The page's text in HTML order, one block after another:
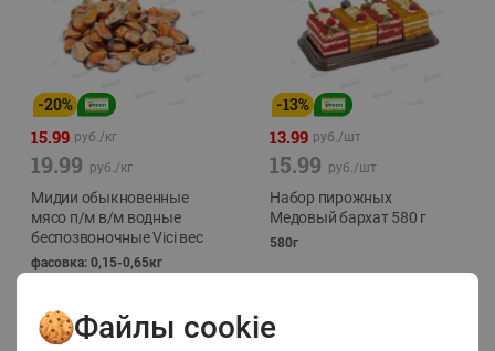
-20%
15.99 руб./кг
19.99 руб./кг
Мидии обыкновенные
мясо п/м в/м водные
беспозвоночные Vici вес
фасовка: 0,15-0,65кг
-13%
13.99 руб./шт
15.99 руб./шт
Набор пирожных
Медовый бархат 580 г
580г
Файлы cookie